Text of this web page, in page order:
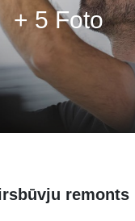
+ 5 Foto
remonts